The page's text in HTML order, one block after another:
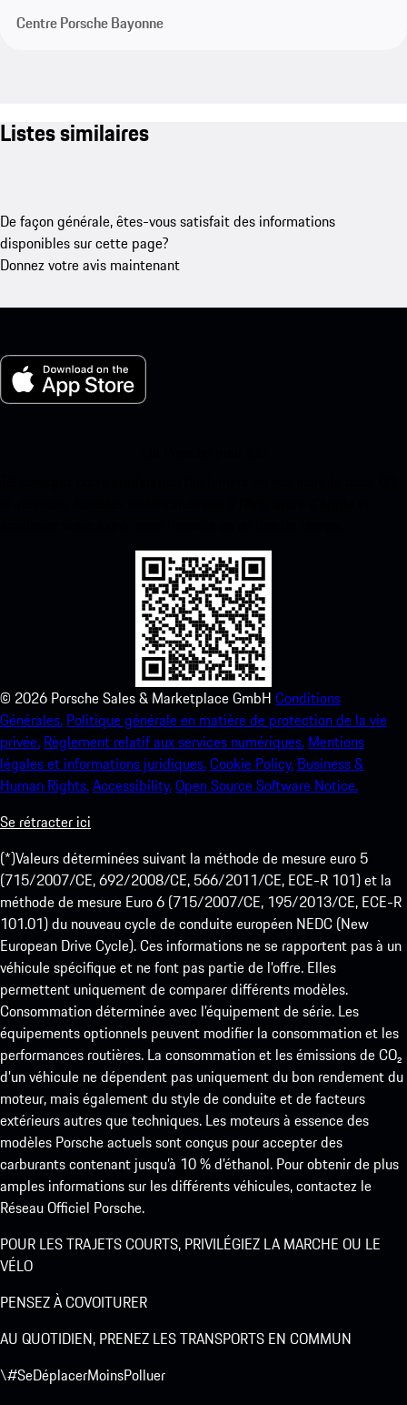
Centre Porsche Bayonne
Listes similaires
De façon générale, êtes-vous satisfait des informations
disponibles sur cette page?
Donnez votre avis maintenant
© 2026 Porsche Sales & Marketplace GmbH Conditions
Générales. Politique générale en matière de protection de la vie
privée. Règlement relatif aux services numériques. Mentions
légales et informations juridiques.Cookie Policy. Business &
Human Rights.Accessibility.Open Source Software Notice.
Se rétracter ici
(*)Valeurs déterminées suivant la méthode de mesure euro 5
(715/2007/CE, 692/2008/CE, 566/2011/CE, ECE-R 101) et la
méthode de mesure Euro 6 (715/2007/CE, 195/2013/CE, ECE-R
101.01) du nouveau cycle de conduite européen NEDC (New
European Drive Cycle). Ces informations ne se rapportent pas à un
véhicule spécifique et ne font pas partie de l’offre. Elles
permettent uniquement de comparer différents modèles.
Consommation déterminée avec l’équipement de série. Les
équipements optionnels peuvent modifier la consommation et les
performances routières. La consommation et les émissions de CO₂
d’un véhicule ne dépendent pas uniquement du bon rendement du
moteur, mais également du style de conduite et de facteurs
extérieurs autres que techniques. Les moteurs à essence des
modèles Porsche actuels sont conçus pour accepter des
carburants contenant jusqu’à 10 % d’éthanol. Pour obtenir de plus
amples informations sur les différents véhicules, contactez le
Réseau Officiel Porsche.
POUR LES TRAJETS COURTS, PRIVILÉGIEZ LA MARCHE OU LE
VÉLO
PENSEZ À COVOITURER
AU QUOTIDIEN, PRENEZ LES TRANSPORTS EN COMMUN
\#SeDéplacerMoinsPolluer